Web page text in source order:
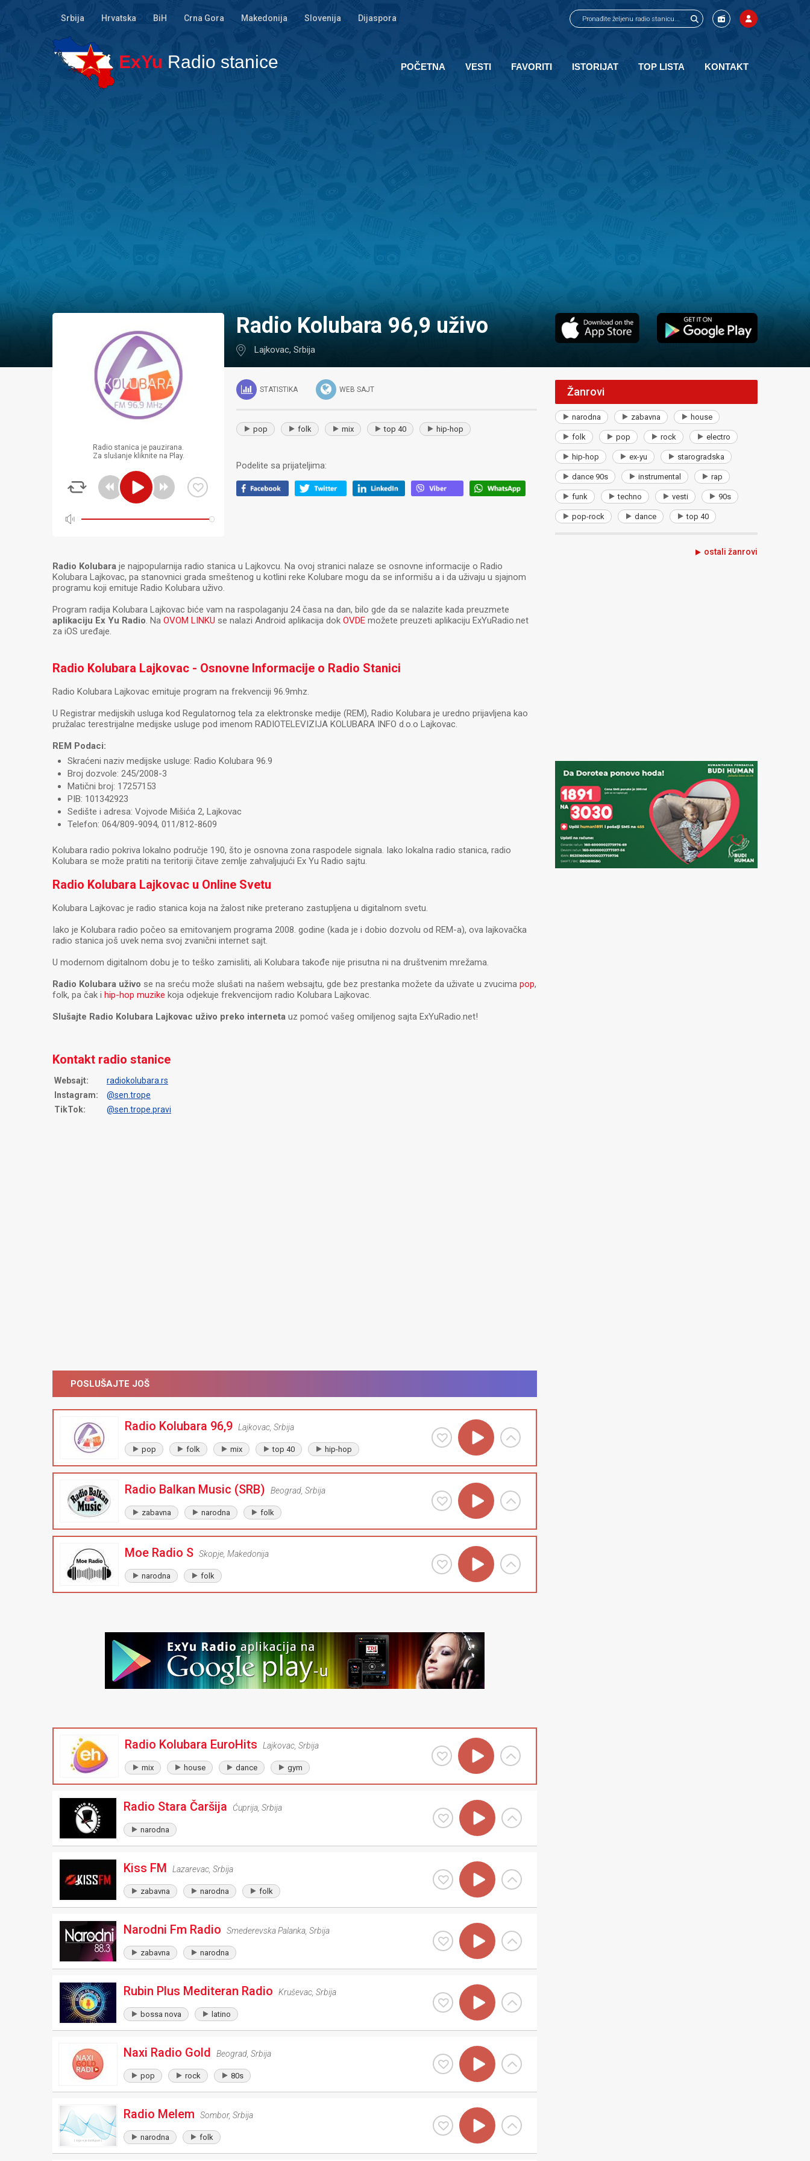
Srbija Hrvatska BiH Crna Gora Makedonija Slovenija Dijaspora
ExYu Radio stanice POČETNA VESTI FAVORITI ISTORIJAT TOP LISTA KONTAKT
Radio stanica je pauzirana.
Za slušanje kliknite na Play.
Radio Kolubara 96,9 uživo
Lajkovac, Srbija
STATISTIKA WEB SAJT
pop folk mix top 40 hip-hop
Podelite sa prijateljima:
Radio Kolubara je najpopularnija radio stanica u Lajkovcu. Na ovoj stranici nalaze se osnovne informacije o Radio
Kolubara Lajkovac, pa stanovnici grada smeštenog u kotlini reke Kolubare mogu da se informišu a i da uživaju u sjajnom
programu koji emituje Radio Kolubara uživo.
Program radija Kolubara Lajkovac biće vam na raspolaganju 24 časa na dan, bilo gde da se nalazite kada preuzmete
aplikaciju Ex Yu Radio. Na OVOM LINKU se nalazi Android aplikacija dok OVDE možete preuzeti aplikaciju ExYuRadio.net
za iOS uređaje.
Radio Kolubara Lajkovac - Osnovne Informacije o Radio Stanici
Radio Kolubara Lajkovac emituje program na frekvenciji 96.9mhz.
U Registrar medijskih usluga kod Regulatornog tela za elektronske medije (REM), Radio Kolubara je uredno prijavljena kao
pružalac terestrijalne medijske usluge pod imenom RADIOTELEVIZIJA KOLUBARA INFO d.o.o Lajkovac.
REM Podaci:
Skraćeni naziv medijske usluge: Radio Kolubara 96.9
Broj dozvole: 245/2008-3
Matični broj: 17257153
PIB: 101342923
Sedište i adresa: Vojvode Mišića 2, Lajkovac
Telefon: 064/809-9094, 011/812-8609
Kolubara radio pokriva lokalno područje 190, što je osnovna zona raspodele signala. Iako lokalna radio stanica, radio
Kolubara se može pratiti na teritoriji čitave zemlje zahvaljujući Ex Yu Radio sajtu.
Radio Kolubara Lajkovac u Online Svetu
Kolubara Lajkovac je radio stanica koja na žalost nike preterano zastupljena u digitalnom svetu.
Iako je Kolubara radio počeo sa emitovanjem programa 2008. godine (kada je i dobio dozvolu od REM-a), ova lajkovačka
radio stanica još uvek nema svoj zvanični internet sajt.
U modernom digitalnom dobu je to teško zamisliti, ali Kolubara takođe nije prisutna ni na društvenim mrežama.
Radio Kolubara uživo se na sreću može slušati na našem websajtu, gde bez prestanka možete da uživate u zvucima pop,
folk, pa čak i hip-hop muzike koja odjekuje frekvencijom radio Kolubara Lajkovac.
Slušajte Radio Kolubara Lajkovac uživo preko interneta uz pomoć vašeg omiljenog sajta ExYuRadio.net!
Kontakt radio stanice
Websajt:
radiokolubara.rs
Instagram:
@sen.trope
TikTok:
@sen.trope.pravi
POSLUŠAJTE JOŠ
Radio Kolubara 96,9 Lajkovac Srbija
pop folk mix top 40 hip-hop
Radio Balkan Music (SRB) Beograd Srbija
zabavna narodna folk
Moe Radio S Skopje Makedonija
narodna folk
Radio Kolubara EuroHits Lajkovac Srbija
mix house dance gym
Radio Stara Čaršija Ćuprija Srbija
narodna
Kiss FM Lazarevac Srbija
zabavna narodna folk
Narodni Fm Radio Smederevska Palanka Srbija
zabavna narodna
Rubin Plus Mediteran Radio Kruševac Srbija
bossa nova latino
Naxi Radio Gold Beograd Srbija
pop rock 80s
Radio Melem Sombor, Srbija
narodna folk
Žanrovi
narodna zabavna house
folk pop rock electro
hip-hop ex-yu starogradska
dance 90s instrumental rap
funk techno vesti 90s
pop-rock dance top 40
ostali žanrovi